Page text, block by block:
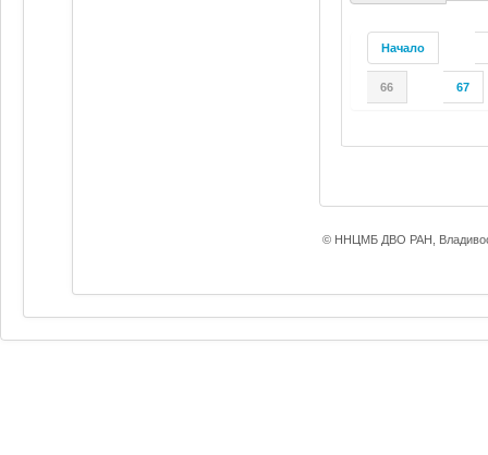
Начало
66 67
© ННЦМБ ДВО РАН,